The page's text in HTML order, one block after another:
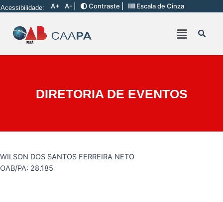
Acessibilidade: A+ A- | Contraste | Escala de Cinza
DIRETORIA DE EVENTOS
WILSON DOS SANTOS FERREIRA NETO
OAB/PA: 28.185